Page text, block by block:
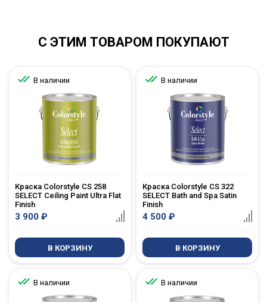
С ЭТИМ ТОВАРОМ ПОКУПАЮТ
В наличии
Краска Colorstyle CS 258
SELECT Ceiling Paint Ultra Flat
Finish
3 900 ₽
В КОРЗИНУ
В наличии
Краска Colorstyle CS 322
SELECT Bath and Spa Satin
Finish
4 500 ₽
В КОРЗИНУ
В наличии В наличии